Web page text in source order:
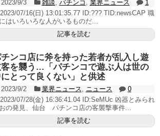
2023/9/3 雑談, パチンコ , 業界ニュース
1
07/16(日) 13:01:35.77 ID:??? TID:newsCAP 職
はいろいろな人がいるものだ...
記事を読む
ンコ店に斧を持った若者が乱入し遊
を襲う…「パチンコで遊ぶ人は世の
とって良くない」と供述
2023/9/2 業界ニュース, ニュース
0
07/28(金) 16:36:41.04 ID:SeMUc 凶器とみられ
の発見、仙台 パチンコ店の客襲撃事件...
記事を読む